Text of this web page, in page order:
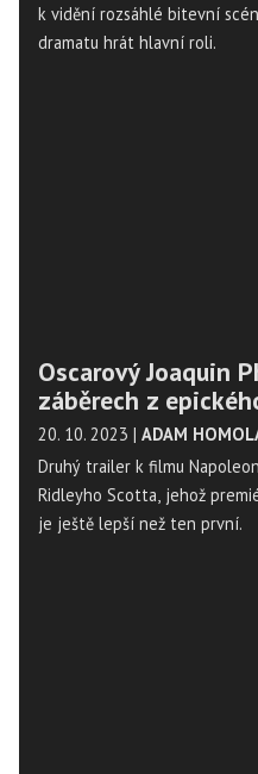
k vidění rozsáhlé bitevní
dramatu hrát hlavní roli.
Oscarový Joaquin
záběrech z
20. 10. 2023 | ADAM
Druhý trailer k filmu
Ridleyho Scotta, jehož
je ještě lepší než ten první.